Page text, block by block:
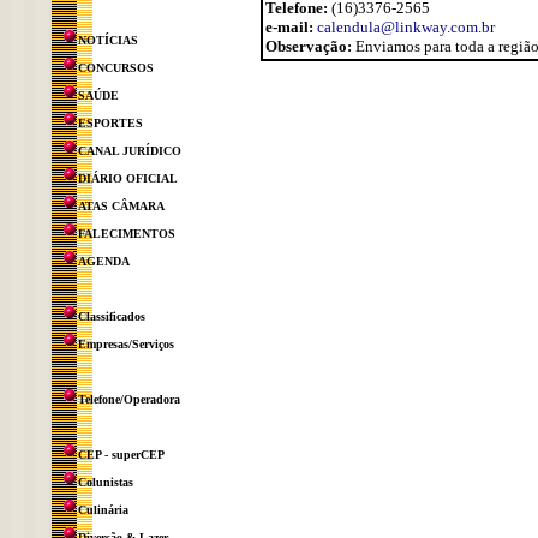
NOTÍCIAS
CONCURSOS
SAÚDE
ESPORTES
CANAL JURÍDICO
DIÁRIO OFICIAL
ATAS CÂMARA
FALECIMENTOS
AGENDA
Classificados
Empresas/Serviços
Telefone/Operadora
CEP - superCEP
Colunistas
Culinária
Telefone: (16)3376-2565
e-mail: calendula@linkway.com.br
Observação: Enviamos para toda a